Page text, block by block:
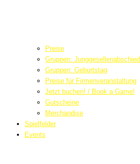
Preise
Gruppen: Junggesellenabschied
Gruppen: Geburtstag
Preise für Firmenveranstaltung
Jetzt buchen! / Book a Game!
Gutscheine
Merchandise
Spielfelder
Events